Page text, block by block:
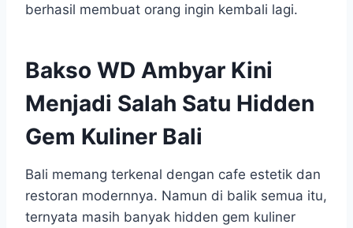
berhasil membuat orang ingin kembali lagi.
Bakso WD Ambyar Kini
Menjadi Salah Satu Hidden
Gem Kuliner Bali
Bali memang terkenal dengan cafe estetik dan
restoran modernnya. Namun di balik semua itu,
ternyata masih banyak hidden gem kuliner